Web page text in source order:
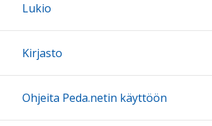
Lukio
Kirjasto
Ohjeita Peda.netin käyttöön